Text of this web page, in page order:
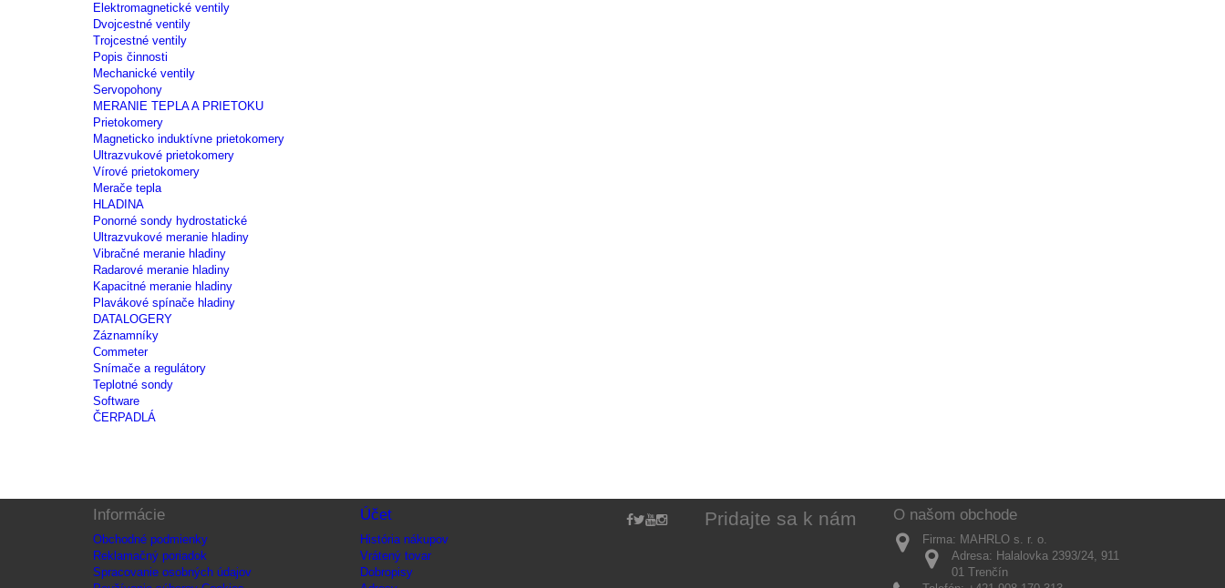
Elektromagnetické ventily
Dvojcestné ventily
Trojcestné ventily
Popis činnosti
Mechanické ventily
Servopohony
MERANIE TEPLA A PRIETOKU
Prietokomery
Magneticko induktívne prietokomery
Ultrazvukové prietokomery
Vírové prietokomery
Merače tepla
HLADINA
Ponorné sondy hydrostatické
Ultrazvukové meranie hladiny
Vibračné meranie hladiny
Radarové meranie hladiny
Kapacitné meranie hladiny
Plavákové spínače hladiny
DATALOGERY
Záznamníky
Commeter
Snímače a regulátory
Teplotné sondy
Software
ČERPADLÁ
Informácie
Obchodné podmienky
Reklamačný poriadok
Spracovanie osobných údajov
Účet
História nákupov
Vrátený tovar
Dobropisy
Pridajte sa k nám O našom obchode
Firma: MAHRLO s. r. o.
Adresa: Halalovka 2393/24, 911
01 Trenčín